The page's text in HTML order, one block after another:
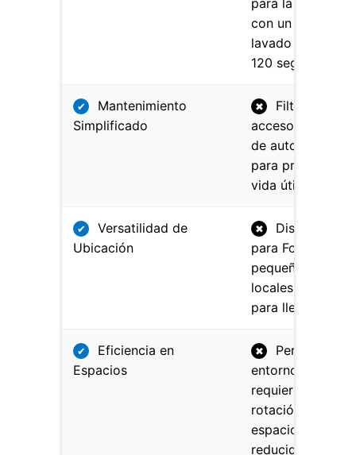
con un ciclo de
lavado de
120 segundos.
✔
Mantenimiento
Simplificado
✖
Filtros de
acceso y sistema
de autolimpieza
para prolongar la
vida útil.
✔
Versatilidad de
Ubicación
✖
Diseño ideal
para Food
pequeños bares
locales de
para llevar.
✔
Eficiencia en
Espacios
✖
Perfecto
entornos que
requieren alta
rotación en
espacios
reducidos.